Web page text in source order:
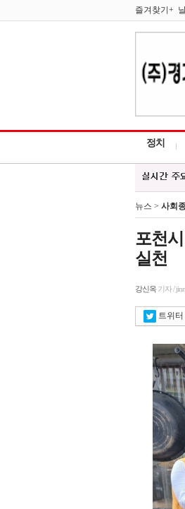
즐겨찾기+
정치
뉴스 > 사회
포천
실천
강신옥 기자 /
트위터